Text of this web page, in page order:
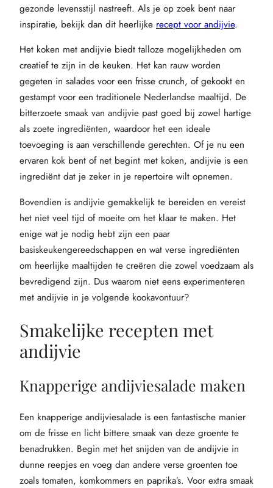
gezonde levensstijl nastreeft. Als je op zoek bent naar
inspiratie, bekijk dan dit heerlijke recept voor andijvie.
Het koken met andijvie biedt talloze mogelijkheden om
creatief te zijn in de keuken. Het kan rauw worden
gegeten in salades voor een frisse crunch, of gekookt en
gestampt voor een traditionele Nederlandse maaltijd. De
bitterzoete smaak van andijvie past goed bij zowel hartige
als zoete ingrediënten, waardoor het een ideale
toevoeging is aan verschillende gerechten. Of je nu een
ervaren kok bent of net begint met koken, andijvie is een
ingrediënt dat je zeker in je repertoire wilt opnemen.
Bovendien is andijvie gemakkelijk te bereiden en vereist
het niet veel tijd of moeite om het klaar te maken. Het
enige wat je nodig hebt zijn een paar
basiskeukengereedschappen en wat verse ingrediënten
om heerlijke maaltijden te creëren die zowel voedzaam als
bevredigend zijn. Dus waarom niet eens experimenteren
met andijvie in je volgende kookavontuur?
Smakelijke recepten met
andijvie
Knapperige andijviesalade maken
Een knapperige andijviesalade is een fantastische manier
om de frisse en licht bittere smaak van deze groente te
benadrukken. Begin met het snijden van de andijvie in
dunne reepjes en voeg dan andere verse groenten toe
zoals tomaten, komkommers en paprika’s. Voor extra smaak